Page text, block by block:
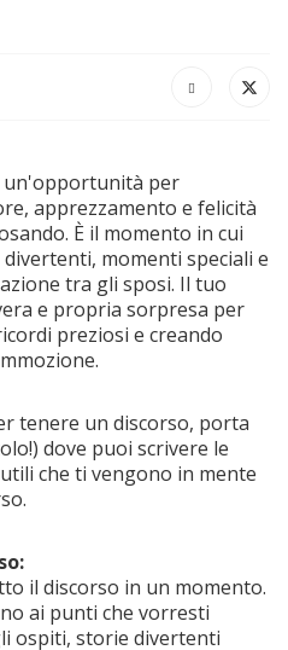
un'opportunità per
apprezzamento e felicità
È il momento in cui
momenti speciali e
tra gli sposi. Il tuo
e propria sorpresa per
preziosi e creando
tenere un discorso, porta
dove puoi scrivere le
che ti vengono in mente
il discorso in un momento.
ai punti che vorresti
ospiti, storie divertenti